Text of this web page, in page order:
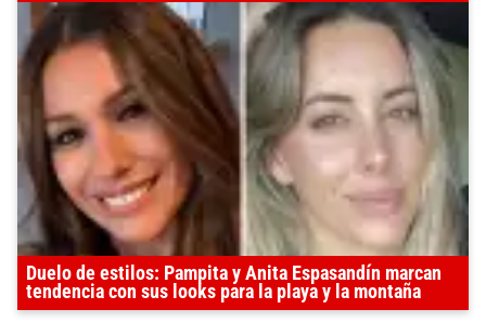
Duelo de estilos: Pampita y Anita Espasandín marcan
tendencia con sus looks para la playa y la montaña